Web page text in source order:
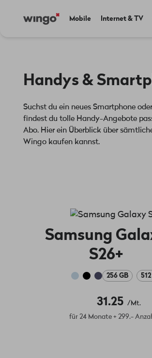
Main
Mobile Internet & TV
Handys &
Suchst du ein neues Smartphone
findest du tolle Handy-Angebote
Abo. Hier ein Überblick über
Wingo kaufen kannst.
Samsung
S26+
256 GB
31.25 /Mt.
für 24 Monate + 299.-